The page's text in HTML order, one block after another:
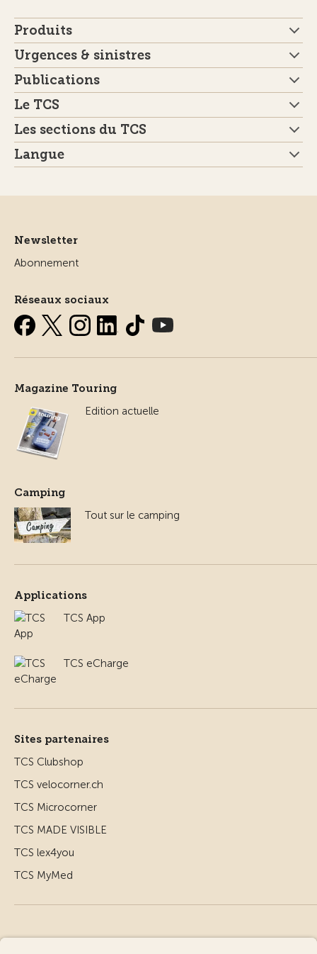
Produits
Urgences & sinistres
Publications
Le TCS
Les sections du TCS
Langue
Newsletter
Abonnement
Réseaux sociaux
Magazine Touring
Edition actuelle
Camping
Tout sur le camping
Applications
TCS App
TCS eCharge
Sites partenaires
TCS Clubshop
TCS velocorner.ch
TCS Microcorner
TCS MADE VISIBLE
TCS lex4you
TCS MyMed